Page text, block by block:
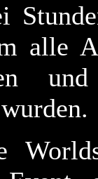
alle